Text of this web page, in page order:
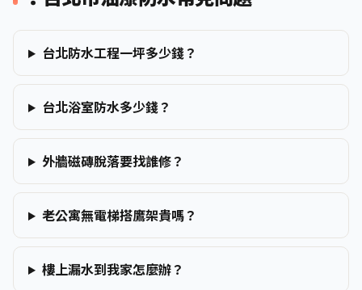
台北防水工程一坪多少錢？
台北浴室防水多少錢？
外牆磁磚脫落要找誰修？
老公寓無電梯搭鷹架貴嗎？
樓上漏水到我家怎麼辦？